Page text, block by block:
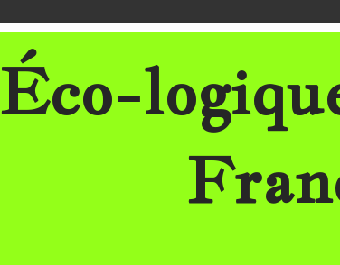
Éco-